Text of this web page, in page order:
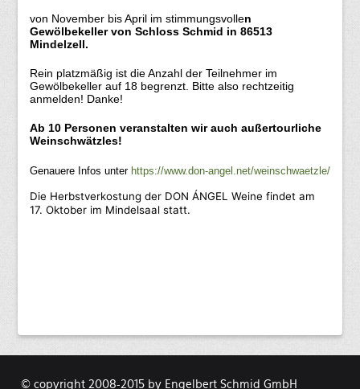
von November bis April im stimmungsvollen
Gewölbekeller von Schloss Schmid in 86513
Mindelzell.
Rein platzmäßig ist die Anzahl der Teilnehmer im
Gewölbekeller auf 18 begrenzt. Bitte also rechtzeitig
anmelden! Danke!
Ab 10 Personen veranstalten wir auch außertourliche
Weinschwätzles!
Genauere Infos unter https://www.don-angel.net/weinschwaetzle/
Die Herbstverkostung der DON ÁNGEL Weine findet am
17. Oktober im Mindelsaal statt.
© copyright 2008-2015 by Engelbert Schmid GmbH